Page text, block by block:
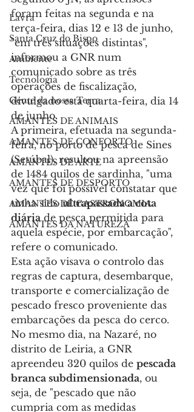
Lavra
Santa Cruz do Bispo
Ambiente
Tecnologia
Gente da nossa Terra
AMANTES DE ANIMAIS
AMANTES DE CONFORTO
AMANTES DE ARTE
AMANTES DE DESPORTO
AMANTES DE GASTRONOMIA
AMANTES DA NATUREZA
foram feitas na segunda e na
terça-feira, dias 12 e 13 de junho,
"em três situações distintas",
informou a GNR num
comunicado sobre as três
operações de fiscalização,
divulgado esta quarta-feira, dia 14
de junho.
A primeira, efetuada na segunda-
feira, no porto de pesca de Sines
(Setúbal), resultou na apreensão
de 1484 quilos de sardinha, "uma
vez que foi possível constatar que
tinha sido ultrapassada a cota
diária de pesca permitida para
aquela espécie, por embarcação",
refere o comunicado.
Esta ação visava o controlo das
regras de captura, desembarque,
transporte e comercialização de
pescado fresco proveniente das
embarcações da pesca do cerco.
No mesmo dia, na Nazaré, no
distrito de Leiria, a GNR
apreendeu 320 quilos de pescada
branca subdimensionada, ou
seja, de "pescado que não
cumpria com as medidas